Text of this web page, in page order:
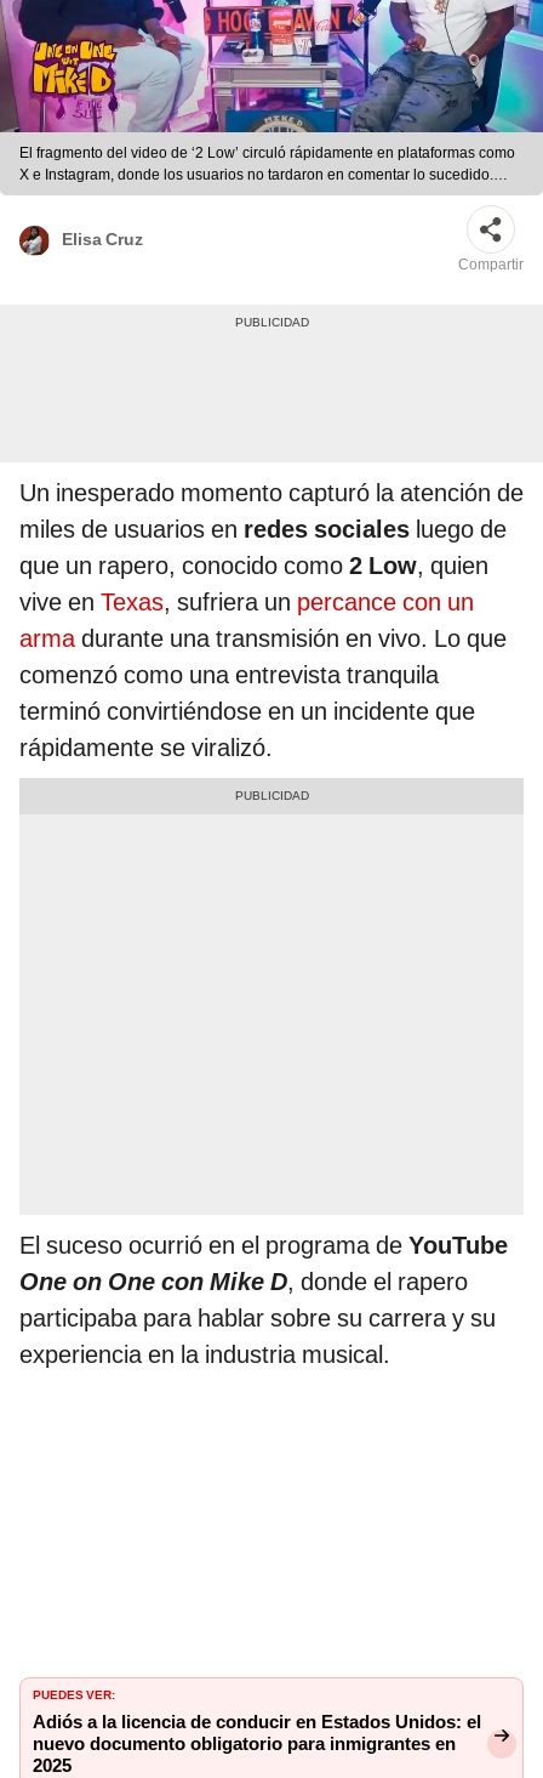
El fragmento del video de ‘2 Low’ circuló rápidamente en plataformas como
X e Instagram, donde los usuarios no tardaron en comentar lo sucedido.
Foto: Mike D podcast/ YouTube
Elisa Cruz
Compartir
Un inesperado momento capturó la atención de
miles de usuarios en redes sociales luego de
que un rapero, conocido como 2 Low, quien
vive en Texas, sufriera un percance con un
armadurante una transmisión en vivo. Lo que
comenzó como una entrevista tranquila
terminó convirtiéndose en un incidente que
rápidamente se viralizó.
El suceso ocurrió en el programa de YouTube
One on One con Mike D, donde el rapero
participaba para hablar sobre su carrera y su
experiencia en la industria musical.
PUEDES VER:
Adiós a la licencia de conducir en Estados Unidos: el
nuevo documento obligatorio para inmigrantes en
2025